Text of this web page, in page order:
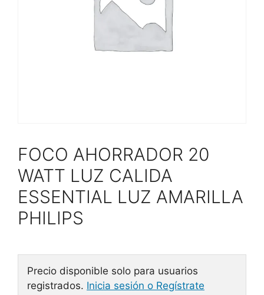
FOCO AHORRADOR 20
WATT LUZ CALIDA
ESSENTIAL LUZ AMARILLA
PHILIPS
Precio disponible solo para usuarios
registrados. Inicia sesión o Regístrate